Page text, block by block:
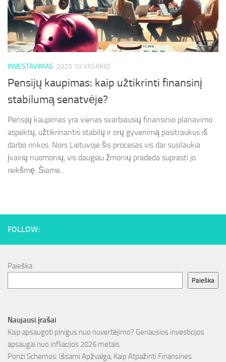
INVESTAVIMAS 2025 10 VASARIO
Pensijų kaupimas: kaip užtikrinti finansinį
stabilumą senatvėje?
Pensijų kaupimas yra vienas svarbiausių finansinio planavimo
aspektų, užtikrinantis stabilų ir orų gyvenimą pasitraukus iš
darbo rinkos. Nors Lietuvoje šis procesas vis dar susilaukia
įvairių nuomonių, vis daugiau žmonių pradeda suprasti jo
reikšmę. Šiame...
FOLLOW:
Paieška
Paieška
Naujausi įrašai
Kaip apsaugoti pinigus nuo nuvertėjimo? Geriausios investicijos
apsaugai nuo infliacijos 2026 metais
Ponzi Schemos: Išsami Apžvalga, Kaip Atpažinti Finansines